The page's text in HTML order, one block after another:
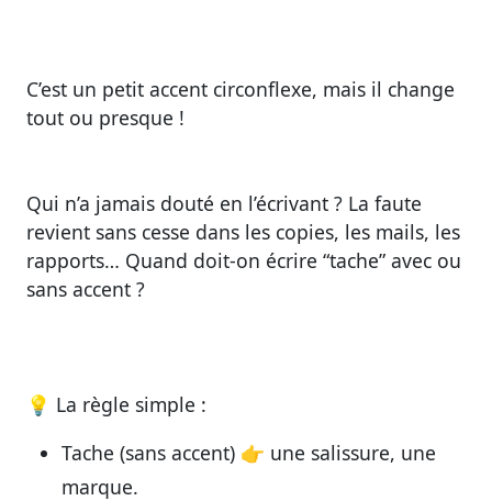
C’est un petit accent circonflexe, mais il change
tout ou presque !
Qui n’a jamais douté en l’écrivant ? La faute
revient sans cesse dans les copies, les mails, les
rapports… Quand doit-on écrire “tache” avec ou
sans accent ?
💡 La règle simple :
Tache (sans accent) 👉 une salissure, une
marque.